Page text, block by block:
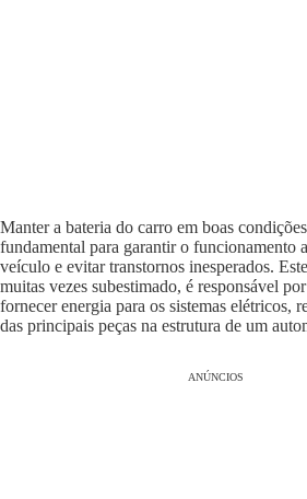
Manter a bateria do carro em boas
fundamental para garantir o funcionamento
veículo e evitar transtornos inesperados.
muitas vezes subestimado, é responsável
fornecer energia para os sistemas elétricos,
das principais peças na estrutura de um
ANÚNCIOS